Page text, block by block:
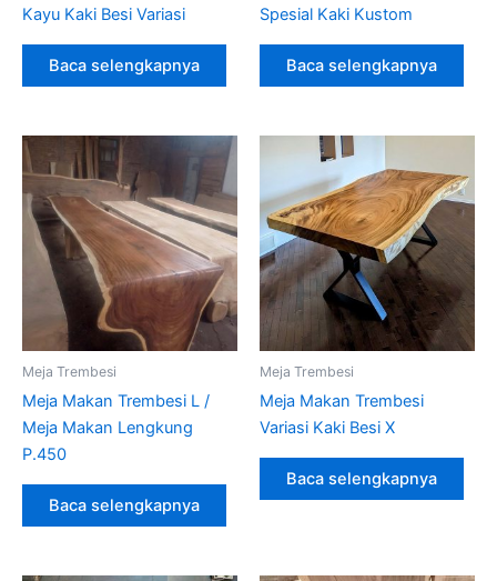
Kayu Kaki Besi Variasi
Baca selengkapnya
Spesial Kaki Kustom
Baca selengkapnya
Meja Trembesi
Meja Makan Trembesi L /
Meja Makan Lengkung
P.450
Baca selengkapnya
Meja Trembesi
Meja Makan Trembesi
Variasi Kaki Besi X
Baca selengkapnya